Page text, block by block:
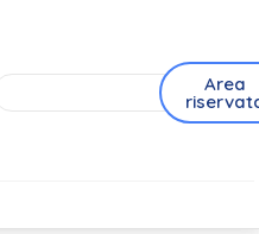
Area